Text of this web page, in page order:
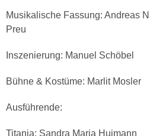
Musikalische Fassung: Andreas
Preu
Inszenierung: Manuel Schöbel
Bühne & Kostüme: Marlit Mosler
Ausführende:
Titania: Sandra Maria Huimann